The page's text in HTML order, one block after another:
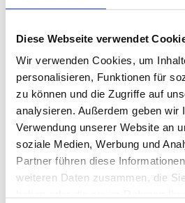
Diese Webseite verwendet
Wir verwenden Cookies, um
personalisieren, Funktionen für
zu können und die Zugriffe auf
analysieren. Außerdem geben wir
Verwendung unserer Website an
soziale Medien, Werbung und
Partner führen diese
weiteren Daten zusammen, die
Anerkennungsleistungen
Wir verweisen zudem auf das
(UKA). Dieses ermöglicht
vereinfachten Prüfung, um
zu retraumatisieren. Es ist ein
Entgegenkommen, dass wir in
oder Nachweise verzichten. Zudem
dass das Verfahren bei der UKA in
Dieses halten wir für
weitere Nachweise, lediglich durch